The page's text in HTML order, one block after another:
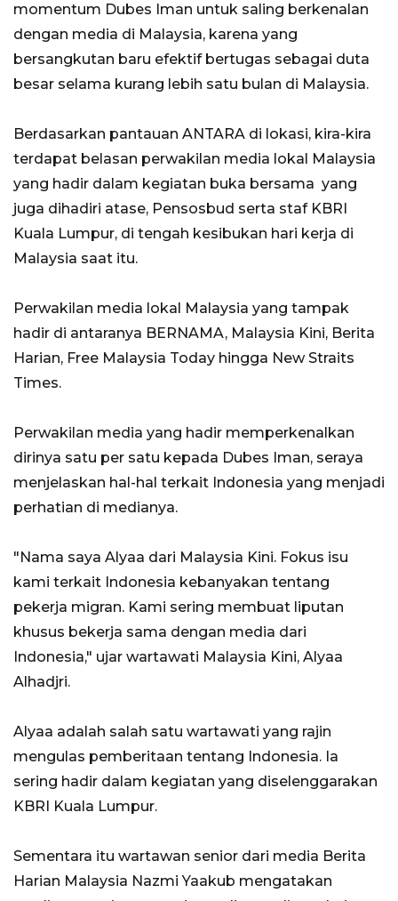
momentum Dubes Iman untuk saling berkenalan
dengan media di Malaysia, karena yang
bersangkutan baru efektif bertugas sebagai duta
besar selama kurang lebih satu bulan di Malaysia.
Berdasarkan pantauan ANTARA di lokasi, kira-kira
terdapat belasan perwakilan media lokal Malaysia
yang hadir dalam kegiatan buka bersama yang
juga dihadiri atase, Pensosbud serta staf KBRI
Kuala Lumpur, di tengah kesibukan hari kerja di
Malaysia saat itu.
Perwakilan media lokal Malaysia yang tampak
hadir di antaranya BERNAMA, Malaysia Kini, Berita
Harian, Free Malaysia Today hingga New Straits
Times.
Perwakilan media yang hadir memperkenalkan
dirinya satu per satu kepada Dubes Iman, seraya
menjelaskan hal-hal terkait Indonesia yang menjadi
perhatian di medianya.
"Nama saya Alyaa dari Malaysia Kini. Fokus isu
kami terkait Indonesia kebanyakan tentang
pekerja migran. Kami sering membuat liputan
khusus bekerja sama dengan media dari
Indonesia," ujar wartawati Malaysia Kini, Alyaa
Alhadjri.
Alyaa adalah salah satu wartawati yang rajin
mengulas pemberitaan tentang Indonesia. Ia
sering hadir dalam kegiatan yang diselenggarakan
KBRI Kuala Lumpur.
Sementara itu wartawan senior dari media Berita
Harian Malaysia Nazmi Yaakub mengatakan